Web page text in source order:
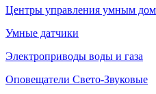
Центры управления умным
Умные датчики
Электроприводы воды и газа
Оповещатели Свето-Звуковые